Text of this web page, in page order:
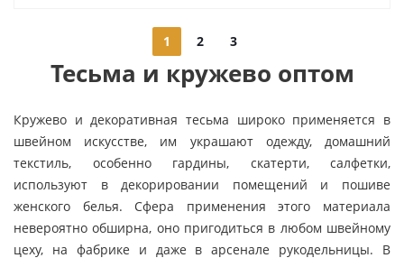
1 2 3
Тесьма и кружево оптом
Кружево и декоративная тесьма широко применяется в
швейном искусстве, им украшают одежду, домашний
текстиль, особенно гардины, скатерти, салфетки,
используют в декорировании помещений и пошиве
женского белья. Сфера применения этого материала
невероятно обширна, оно пригодиться в любом швейному
цеху, на фабрике и даже в арсенале рукодельницы. В